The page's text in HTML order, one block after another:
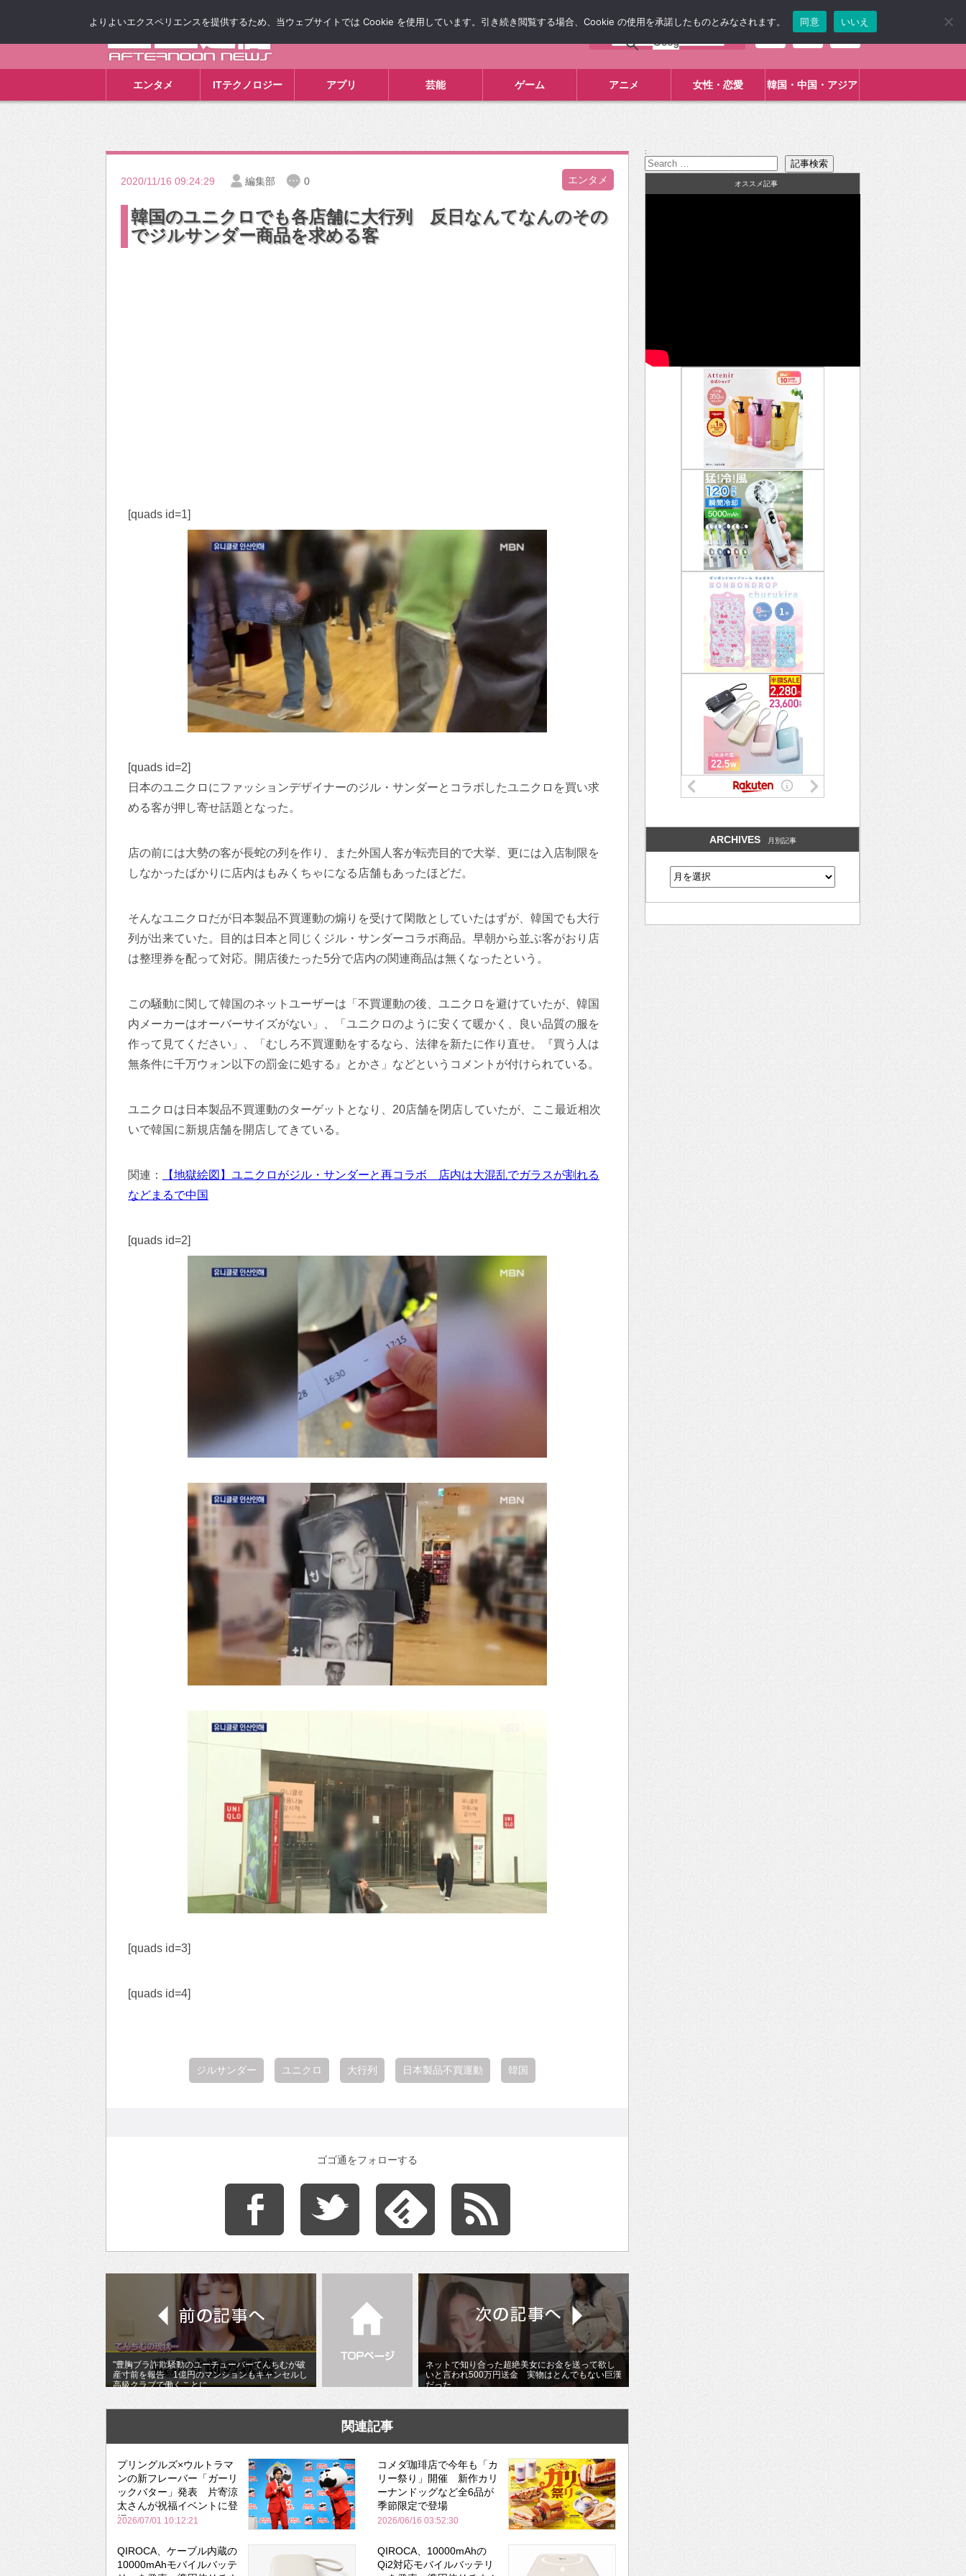
エンタメ ITテクノロジー アプリ 芸能 ゲーム アニメ 女性・恋愛 韓国・中国・アジア
2020/11/16 09:24:29 編集部 0 エンタメ
韓国のユニクロでも各店舗に大行列 反日なんてなんのその
でジルサンダー商品を求める客
[quads id=1]
[quads id=2]
日本のユニクロにファッションデザイナーのジル・サンダーとコラボしたユニクロを買い求
める客が押し寄せ話題となった。
店の前には大勢の客が長蛇の列を作り、また外国人客が転売目的で大挙、更には入店制限を
しなかったばかりに店内はもみくちゃになる店舗もあったほどだ。
そんなユニクロだが日本製品不買運動の煽りを受けて閑散としていたはずが、韓国でも大行
列が出来ていた。目的は日本と同じくジル・サンダーコラボ商品。早朝から並ぶ客がおり店
は整理券を配って対応。開店後たった5分で店内の関連商品は無くなったという。
この騒動に関して韓国のネットユーザーは「不買運動の後、ユニクロを避けていたが、韓国
内メーカーはオーバーサイズがない」、「ユニクロのように安くて暖かく、良い品質の服を
作って見てください」、「むしろ不買運動をするなら、法律を新たに作り直せ。『買う人は
無条件に千万ウォン以下の罰金に処する』とかさ」などというコメントが付けられている。
ユニクロは日本製品不買運動のターゲットとなり、20店舗を閉店していたが、ここ最近相次
いで韓国に新規店舗を開店してきている。
関連：
【地獄絵図】ユニクロがジル・サンダーと再コラボ 店内は大混乱でガラスが割れる
などまるで中国
[quads id=2]
[quads id=3]
[quads id=4]
ジルサンダー ユニクロ 大行列 日本製品不買運動 韓国
ゴゴ通をフォローする
"豊胸ブラ詐欺騒動のユーチューバーてんちむが破
産寸前を報告 1億円のマンションもキャンセルし
高級クラブで働くことに
ネットで知り合った超絶美女にお金を送って欲し
いと言われ500万円送金 実物はとんでもない巨漢
だった
関連記事
プリングルズ×ウルトラマ
ンの新フレーバー「ガーリ
ックバター」発表 片寄涼
太さんが祝福イベントに登
場
2026/07/01 10:12:21
コメダ珈琲店で今年も「カ
リー祭り」開催 新作カリ
ーナンドッグなど全6品が
季節限定で登場
2026/06/16 03:52:30
QIROCA、ケーブル内蔵の
10000mAhモバイルバッテ
QIROCA、10000mAhの
Qi2対応モバイルバッテリ
:
オススメ記事
ARCHIVES 月別記事
よりよいエクスペリエンスを提供するため、当ウェブサイトでは Cookie を使用しています。引き続き閲覧する場合、Cookie の使用を承諾したものとみなされます。 同意 いいえ